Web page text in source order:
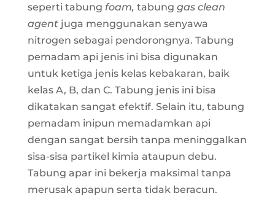
seperti tabung foam, tabung gas clean
agent juga menggunakan senyawa
nitrogen sebagai pendorongnya. Tabung
pemadam api jenis ini bisa digunakan
untuk ketiga jenis kelas kebakaran, baik
kelas A, B, dan C. Tabung jenis ini bisa
dikatakan sangat efektif. Selain itu, tabung
pemadam inipun memadamkan api
dengan sangat bersih tanpa meninggalkan
sisa-sisa partikel kimia ataupun debu.
Tabung apar ini bekerja maksimal tanpa
merusak apapun serta tidak beracun.